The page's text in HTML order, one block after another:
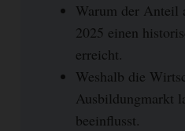
Warum der Anteil
2025 einen
erreicht.
Weshalb die
Ausbildungmarkt
beeinflusst.